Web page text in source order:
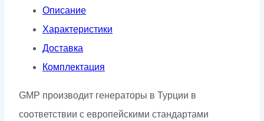
Описание
Характеристики
Доставка
Комплектация
GMP производит генераторы в Турции в
соответствии с европейскими стандартами